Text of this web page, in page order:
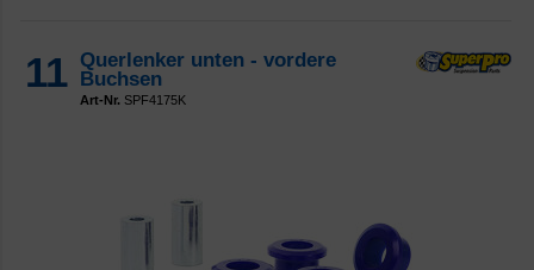
11 Querlenker unten - vordere
Buchsen
Art-Nr. SPF4175K